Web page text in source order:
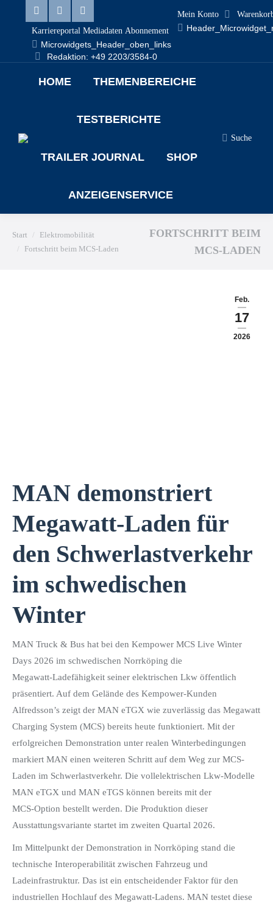
Linkedin
page
opens
in
Facebook
page
opens
in
X
page
opens
Karriereportal Mediadaten Abonnement
Microwidgets_Header_oben_links
Redaktion: +49 2203/3584-0
Mein Konto
HOME THEMENBEREICHE
TESTBERICHTE
TRAILER JOURNAL SHOP
ANZEIGENSERVICE
Search:
Suche
Sie befinden sich hier:
Start
Elektromobilität
Fortschritt beim MCS-Laden
FORTSCHRITT BEIM
MCS-LADEN
Feb.
17
2026
MAN demonstriert
Megawatt-Laden für
den Schwerlastverkehr
im schwedischen
Winter
MAN Truck & Bus hat bei den Kempower MCS Live Winter
Days 2026 im schwedischen Norrköping die
Megawatt‑Ladefähigkeit seiner elektrischen Lkw öffentlich
präsentiert. Auf dem Gelände des Kempower-Kunden
Alfredsson’s zeigt der MAN eTGX wie zuverlässig das Megawatt
Charging System (MCS) bereits heute funktioniert. Mit der
erfolgreichen Demonstration unter realen Winterbedingungen
markiert MAN einen weiteren Schritt auf dem Weg zur MCS-
Laden im Schwerlastverkehr. Die vollelektrischen Lkw-Modelle
MAN eTGX und MAN eTGS können bereits mit der
MCS‑Option bestellt werden. Die Produktion dieser
Ausstattungsvariante startet im zweiten Quartal 2026.
Im Mittelpunkt der Demonstration in Norrköping stand die
technische Interoperabilität zwischen Fahrzeug und
Ladeinfrastruktur. Das ist ein entscheidender Faktor für den
industriellen Hochlauf des Megawatt-Ladens. MAN testet diese